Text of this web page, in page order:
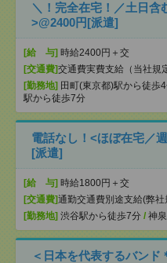
＼！完全在宅！／土日含
>@2400円[派遣]
[給 与] 時給2400円＋交
[交通費]交通費実費支給（当社規
[勤務地] 田町(東京都)駅から徒歩
駅から徒歩7分
電話なし！<ほぼ在宅／
[派遣]
[給 与] 時給1800円＋交
[交通費]通勤交通費別途支給(弊
[勤務地] 渋谷駅から徒歩7分 / 神
＜日本を代表するバン